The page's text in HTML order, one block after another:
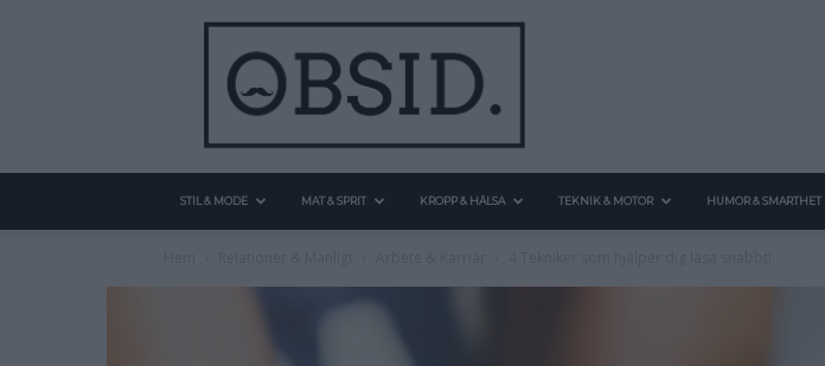
STIL & MODE MAT & SPRIT KROPP & HÄLSA TEKNIK & MOTOR HUMOR & SMARTHET